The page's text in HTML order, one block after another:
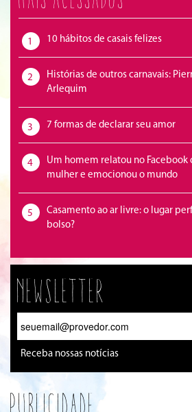
1 10 hábitos de casais felizes
2
Histórias de outros carnavais:
Arlequim
3 7 formas de declarar seu amor
4
Um homem relatou no Facebook
mulher e emocionou o mundo
5
Casamento ao ar livre: o lugar
bolso?
Newsletter
Receba nossas notícias
Publicidade